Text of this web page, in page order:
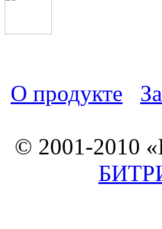
О продукте
© 2001-2010